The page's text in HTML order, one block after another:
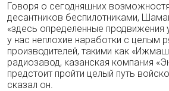
Говоря о сегодняшних
десантников беспилотниками,
«здесь определенные продвижения
у нас неплохие наработки с целым
производителей, такими как
радиозавод, казанская компания
предстоит пройти целый путь
сказал он.